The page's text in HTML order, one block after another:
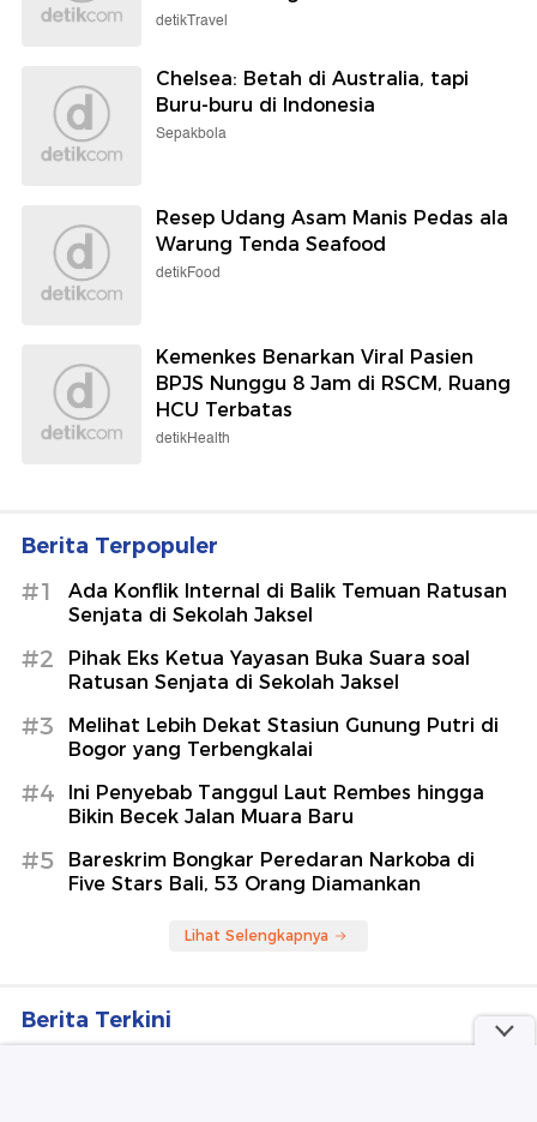
detikTravel
Chelsea: Betah di Australia, tapi
Buru-buru di Indonesia
Sepakbola
Resep Udang Asam Manis Pedas ala
Warung Tenda Seafood
detikFood
Kemenkes Benarkan Viral Pasien
BPJS Nunggu 8 Jam di RSCM, Ruang
HCU Terbatas
detikHealth
Berita Terpopuler
#1
Ada Konflik Internal di Balik Temuan Ratusan
Senjata di Sekolah Jaksel
#2
Pihak Eks Ketua Yayasan Buka Suara soal
Ratusan Senjata di Sekolah Jaksel
#3
Melihat Lebih Dekat Stasiun Gunung Putri di
Bogor yang Terbengkalai
#4
Ini Penyebab Tanggul Laut Rembes hingga
Bikin Becek Jalan Muara Baru
#5
Bareskrim Bongkar Peredaran Narkoba di
Five Stars Bali, 53 Orang Diamankan
Lihat Selengkapnya
Berita Terkini